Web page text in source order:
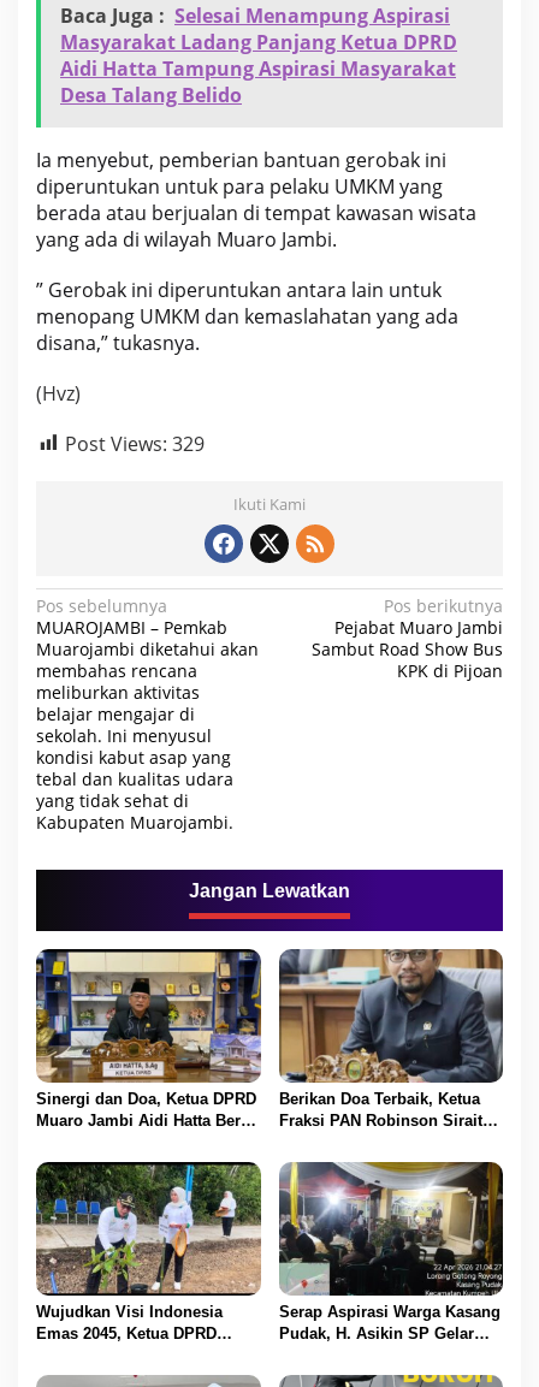
Baca Juga : Selesai Menampung Aspirasi
Masyarakat Ladang Panjang Ketua DPRD
Aidi Hatta Tampung Aspirasi Masyarakat
Desa Talang Belido
Ia menyebut, pemberian bantuan gerobak ini
diperuntukan untuk para pelaku UMKM yang
berada atau berjualan di tempat kawasan wisata
yang ada di wilayah Muaro Jambi.
” Gerobak ini diperuntukan antara lain untuk
menopang UMKM dan kemaslahatan yang ada
disana,” tukasnya.
(Hvz)
Post Views: 329
Ikuti Kami
N
a
v
i
g
a
s
p
s
Pos sebelumnya
MUAROJAMBI – Pemkab
Muarojambi diketahui akan
membahas rencana
meliburkan aktivitas
belajar mengajar di
sekolah. Ini menyusul
kondisi kabut asap yang
tebal dan kualitas udara
yang tidak sehat di
Kabupaten Muarojambi.
Pos berikutnya
Pejabat Muaro Jambi
Sambut Road Show Bus
KPK di Pijoan
Jangan Lewatkan
Sinergi dan Doa, Ketua DPRD
Muaro Jambi Aidi Hatta Beri
BBS
Berikan Doa Terbaik, Ketua
Fraksi PAN Robinson Sirait
untuk BBS
Wujudkan Visi Indonesia
Emas 2045, Ketua DPRD
Bupati dalam Aksi
Serap Aspirasi Warga Kasang
Pudak, H. Asikin SP Gelar
Lorong Gotong Royong